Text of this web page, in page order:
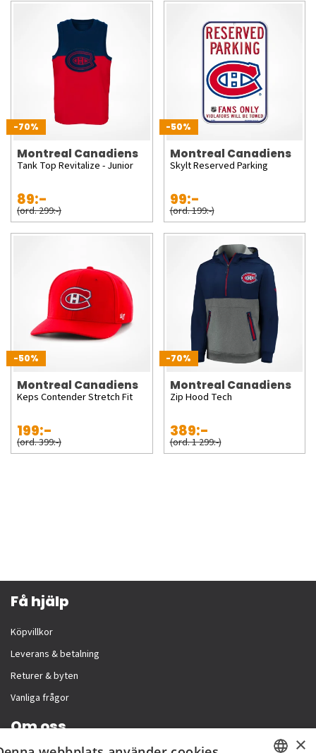
-70%
Montreal Canadiens
Tank Top Revitalize - Junior
89:-
(ord. 299:-)
-50%
Montreal Canadiens
Skylt Reserved Parking
99:-
(ord. 199:-)
-50%
Montreal Canadiens
Keps Contender Stretch Fit
199:-
(ord. 399:-)
-70%
Montreal Canadiens
Zip Hood Tech
389:-
(ord. 1 299:-)
Få hjälp
Köpvillkor
Leverans & betalning
Returer & byten
Vanliga frågor
Om oss
×